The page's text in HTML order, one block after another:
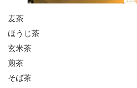
麦茶
ほうじ茶
玄米茶
煎茶
そば茶